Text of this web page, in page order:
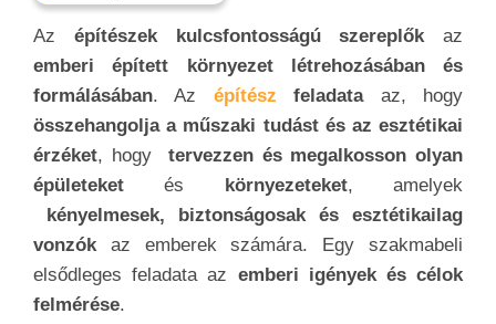
Az építészek kulcsfontosságú szereplők az
emberi épített környezet létrehozásában és
formálásában. Az építészfeladataaz, hogy
összehangolja a műszaki tudást és az esztétikai
érzéket, hogy
tervezzen és megalkosson olyan
épületeketés környezeteket, amelyek
kényelmesek, biztonságosak és esztétikailag
vonzók az emberek számára. Egy szakmabeli
elsődleges feladata az emberi igények és célok
felmérése.